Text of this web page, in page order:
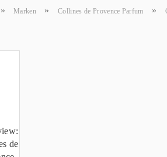
» Marken » Collines de Provence Parfum »